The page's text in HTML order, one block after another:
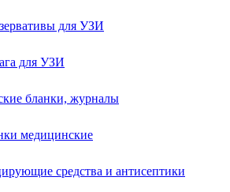
для УЗИ
для УЗИ
бланки, журналы
медицинские
средства и антисептики